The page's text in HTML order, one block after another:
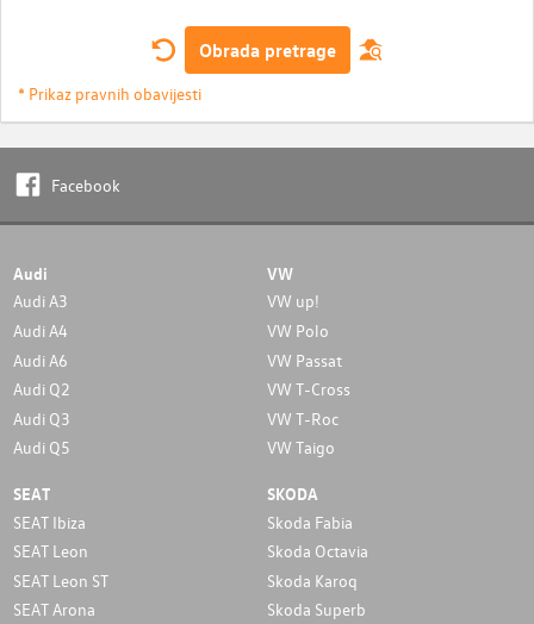
Obrada pretrage
* Prikaz pravnih obavijesti
Facebook
Audi
Audi A3
Audi A4
Audi A6
Audi Q2
Audi Q3
Audi Q5
VW
VW up!
VW Polo
VW Passat
VW T-Cross
VW T-Roc
VW Taigo
SEAT
SEAT Ibiza
SEAT Leon
SEAT Leon ST
SEAT Arona
SKODA
Skoda Fabia
Skoda Octavia
Skoda Karoq
Skoda Superb